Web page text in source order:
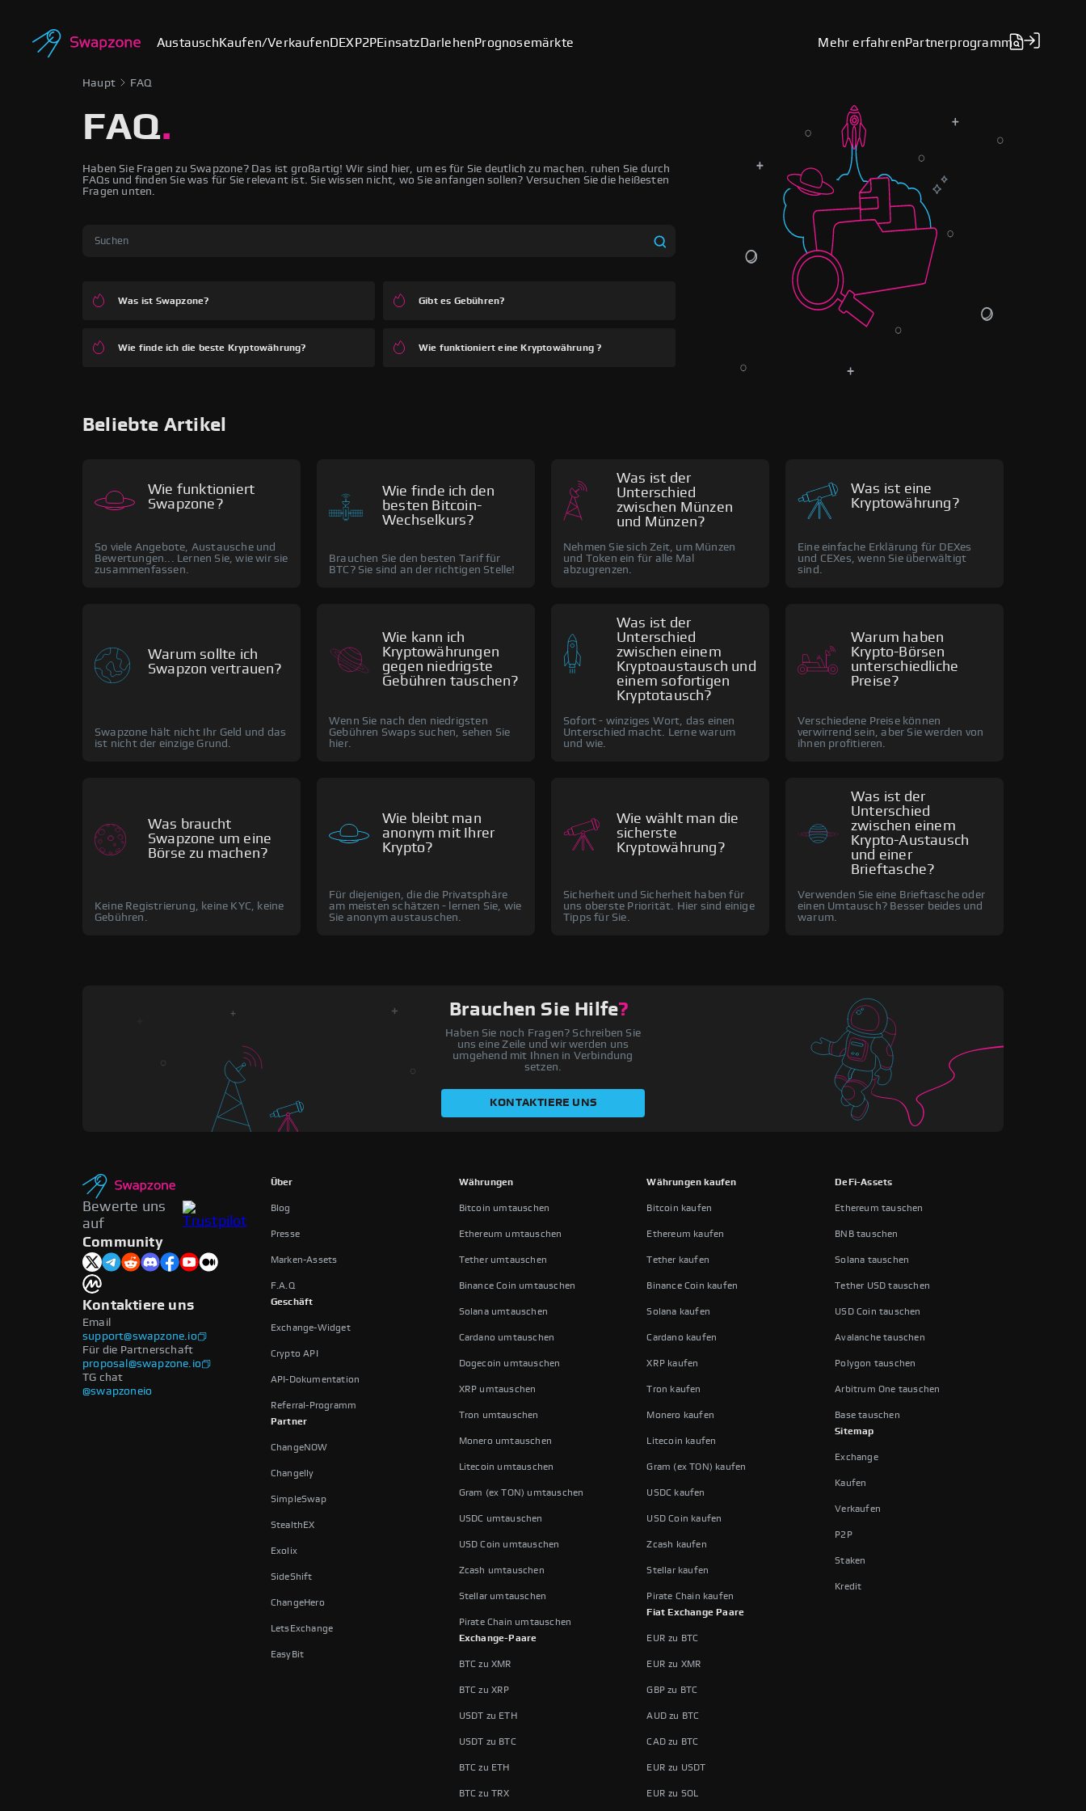
Austausch Kaufen/Verkaufen DEXP2PEinsatz DarlehenPrognosemärkte Mehr erfahrenPartnerprogramm
Haupt FAQ
FAQ.
Haben Sie Fragen zu Swapzone? Das ist großartig! Wir sind hier, um es für Sie deutlich zu machen. ruhen Sie durch
FAQs und finden Sie was für Sie relevant ist. Sie wissen nicht, wo Sie anfangen sollen? Versuchen Sie die heißesten
Fragen unten.
Was ist Swapzone? Gibt es Gebühren?
Wie finde ich die beste Kryptowährung? Wie funktioniert eine Kryptowährung ?
Beliebte Artikel
Wie funktioniert
Swapzone?
So viele Angebote, Austausche und
Bewertungen... Lernen Sie, wie wir sie
zusammenfassen.
Wie finde ich den
besten Bitcoin-
Wechselkurs?
Brauchen Sie den besten Tarif für
BTC? Sie sind an der richtigen Stelle!
Was ist der
Unterschied
zwischen Münzen
und Münzen?
Nehmen Sie sich Zeit, um Münzen
und Token ein für alle Mal
abzugrenzen.
Was ist eine
Kryptowährung?
Eine einfache Erklärung für DEXes
und CEXes, wenn Sie überwältigt
sind.
Warum sollte ich
Swapzon vertrauen?
Swapzone hält nicht Ihr Geld und das
ist nicht der einzige Grund.
Wie kann ich
Kryptowährungen
gegen niedrigste
Gebühren tauschen?
Wenn Sie nach den niedrigsten
Gebühren Swaps suchen, sehen Sie
hier.
Was ist der
Unterschied
zwischen einem
Kryptoaustausch und
einem sofortigen
Kryptotausch?
Sofort - winziges Wort, das einen
Unterschied macht. Lerne warum
und wie.
Warum haben
Krypto-Börsen
unterschiedliche
Preise?
Verschiedene Preise können
verwirrend sein, aber Sie werden von
ihnen profitieren.
Was braucht
Swapzone um eine
Börse zu machen?
Keine Registrierung, keine KYC, keine
Gebühren.
Wie bleibt man
anonym mit Ihrer
Krypto?
Für diejenigen, die die Privatsphäre
am meisten schätzen - lernen Sie, wie
Sie anonym austauschen.
Wie wählt man die
sicherste
Kryptowährung?
Sicherheit und Sicherheit haben für
uns oberste Priorität. Hier sind einige
Tipps für Sie.
Was ist der
Unterschied
zwischen einem
Krypto-Austausch
und einer
Brieftasche?
Verwenden Sie eine Brieftasche oder
einen Umtausch? Besser beides und
warum.
Brauchen Sie Hilfe?
Haben Sie noch Fragen? Schreiben Sie
uns eine Zeile und wir werden uns
umgehend mit Ihnen in Verbindung
setzen.
KONTAKTIERE UNS
Bewerte uns
auf
Community
Kontaktiere uns
Email
support@swapzone.io
Für die Partnerschaft
proposal@swapzone.io
TG chat
@swapzoneio
Über
Blog
Presse
Marken-Assets
F.A.Q
Geschäft
Exchange-Widget
Crypto API
API-Dokumentation
Referral-Programm
Partner
ChangeNOW
Changelly
SimpleSwap
StealthEX
Exolix
SideShift
ChangeHero
LetsExchange
EasyBit
Währungen
Bitcoin umtauschen
Ethereum umtauschen
Tether umtauschen
Binance Coin umtauschen
Solana umtauschen
Cardano umtauschen
Dogecoin umtauschen
XRP umtauschen
Tron umtauschen
Monero umtauschen
Litecoin umtauschen
Gram (ex TON) umtauschen
USDC umtauschen
USD Coin umtauschen
Zcash umtauschen
Stellar umtauschen
Pirate Chain umtauschen
Exchange-Paare
BTC zu XMR
BTC zu XRP
USDT zu ETH
USDT zu BTC
BTC zu ETH
BTC zu TRX
Währungen kaufen
Bitcoin kaufen
Ethereum kaufen
Tether kaufen
Binance Coin kaufen
Solana kaufen
Cardano kaufen
XRP kaufen
Tron kaufen
Monero kaufen
Litecoin kaufen
Gram (ex TON) kaufen
USDC kaufen
USD Coin kaufen
Zcash kaufen
Stellar kaufen
Pirate Chain kaufen
Fiat Exchange Paare
EUR zu BTC
EUR zu XMR
GBP zu BTC
AUD zu BTC
CAD zu BTC
EUR zu USDT
EUR zu SOL
DeFi-Assets
Ethereum tauschen
BNB tauschen
Solana tauschen
Tether USD tauschen
USD Coin tauschen
Avalanche tauschen
Polygon tauschen
Arbitrum One tauschen
Base tauschen
Sitemap
Exchange
Kaufen
Verkaufen
P2P
Staken
Kredit